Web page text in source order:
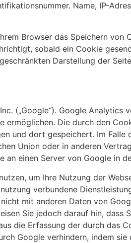
Name, IP-
Browser das Speichern
sobald ein Cookie
Darstellung der
(„Google“). Google Analytics
Die durch den
und dort gespeichert. Im
Union oder in anderen
einen Server von Google in
um Ihre Nutzung der
verbundene
mit anderen Daten von
Sie jedoch darauf hin, dass
die Erfassung der durch das
Google verhindern, indem